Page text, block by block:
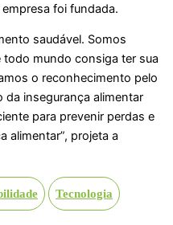
foi fundada.
saudável. Somos
todo mundo consiga ter sua
o reconhecimento pelo
insegurança alimentar
para prevenir perdas e
alimentar”, projeta a
Tecnologia